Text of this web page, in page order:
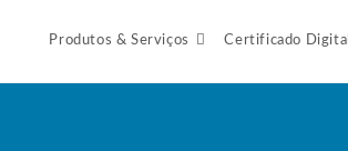
Produtos & Serviços Certificado Digital